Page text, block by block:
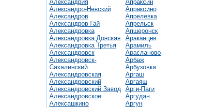
Александрия
Александро-Невский
Александров
Александров-Гай
Александровка
Александровка Донская
Александровка Третья
Александровск
Александровск-
Сахалинский
Александровская
Александровский
Александровский Завод
Александровское
Алексашкино
Апраксин
Апраксино
Апрелевка
Апрельск
Апшеронск
Араканцев
Арамиль
Арасланово
Арбаж
Арбузовка
Аргаш
Аргаяш
Арги-Паги
Аргудан
Аргун